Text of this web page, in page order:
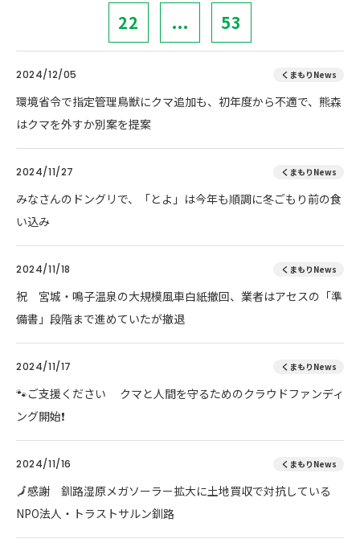
22 ... 53
2024/12/05 くまもりNews
環境省令で指定管理鳥獣にクマ追加も、初年度から不適で、熊森
はクマを外すか別案を提案
2024/11/27 くまもりNews
みなさんのドングリで、「とよ」は今年も順調に冬ごもり前の食
い込み
2024/11/18 くまもりNews
祝 宮城・鳴子温泉の大規模風車白紙撤回、業者はアセスの「準
備書」段階まで進めていたが撤退
2024/11/17 くまもりNews
🐾ご支援ください クマと人間を守るためのクラウドファンディ
ング開始❗
2024/11/16 くまもりNews
🗾感謝 釧路湿原メガソーラー拡大に土地買収で対抗している
NPO法人・トラストサルン釧路